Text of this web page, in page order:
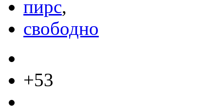
пирс,
свободно
+53